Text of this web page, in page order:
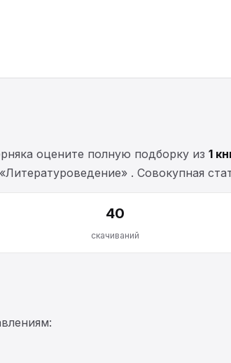
оцените полную подборку из 1
. Совокупная
40
скачиваний